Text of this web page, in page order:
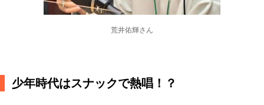
荒井佑輝さん
少年時代はスナックで熱唱！？